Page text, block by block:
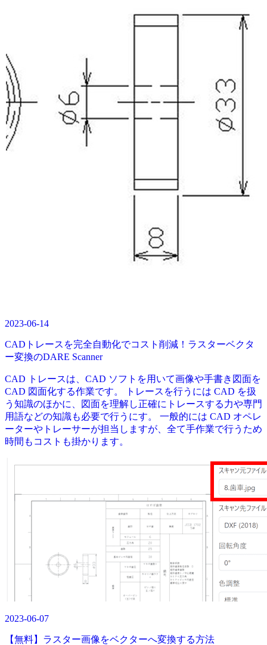
2023-06-14
CADトレースを完全自動化でコスト削減！ラスターベクタ
ー変換のDARE Scanner
CAD トレースは、CAD ソフトを用いて画像や手書き図面を
CAD 図面化する作業です。 トレースを行うには CAD を扱
う知識のほかに、図面を理解し正確にトレースする力や専門
用語などの知識も必要で行うにす。 一般的には CAD オペレ
ーターやトレーサーが担当しますが、全て手作業で行うため
時間もコストも掛かります。
2023-06-07
【無料】ラスター画像をベクターへ変換する方法